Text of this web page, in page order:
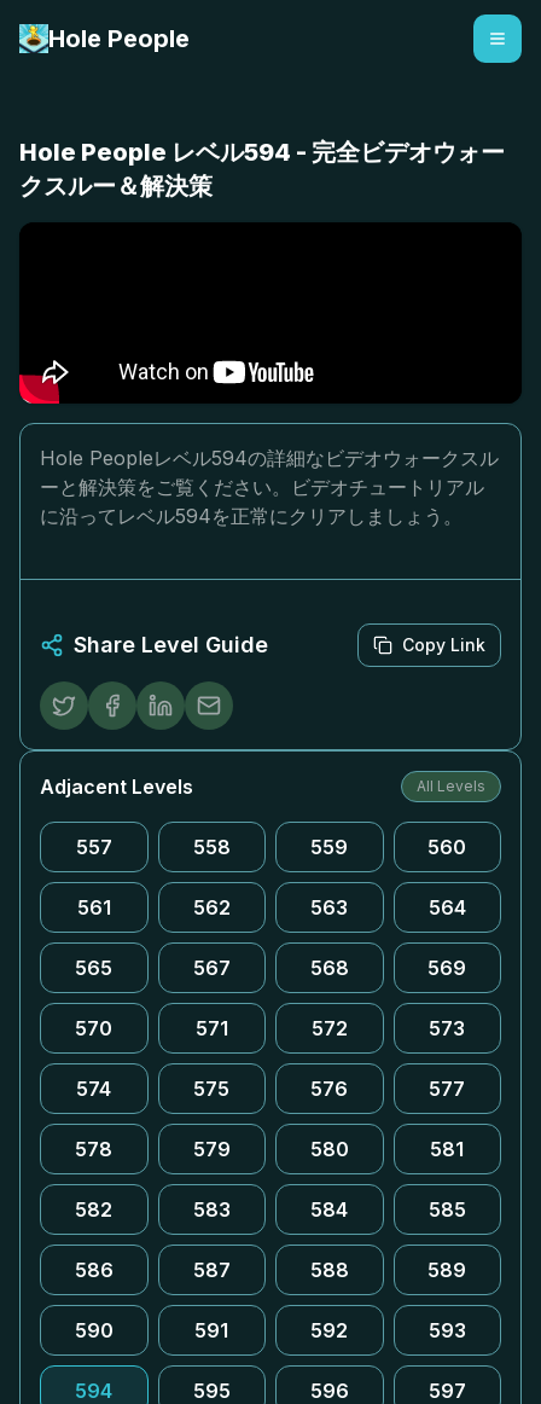
Hole People
Hole People レベル594 - 完全ビデオウォー
クスルー＆解決策
Hole Peopleレベル594の詳細なビデオウォークスル
ーと解決策をご覧ください。ビデオチュートリアル
に沿ってレベル594を正常にクリアしましょう。
Share Level Guide Copy Link
Adjacent Levels All Levels
557 558 559 560
561 562 563 564
565 567 568 569
570 571 572 573
574 575 576 577
578 579 580 581
582 583 584 585
586 587 588 589
590 591 592 593
594 595 596 597